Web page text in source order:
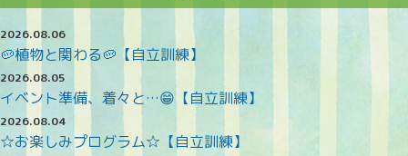
2026.08.06
🥔植物と関わる🥔【自立訓練】
2026.08.05
イベント準備、着々と…😁【自立訓練】
2026.08.04
☆お楽しみプログラム☆【自立訓練】